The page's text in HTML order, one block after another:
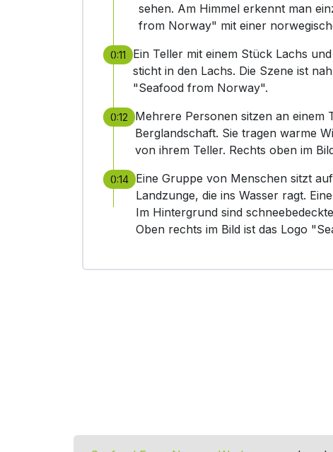
sehen. Am Himmel erkennt man
from Norway" mit einer
0:11
Ein Teller mit einem Stück Lachs
sticht in den Lachs. Die Szene ist
"Seafood from Norway".
0:12
Mehrere Personen sitzen an einem
Berglandschaft. Sie tragen warme
von ihrem Teller. Rechts oben im
0:14
Eine Gruppe von Menschen sitzt
Landzunge, die ins Wasser ragt.
Im Hintergrund sind
Oben rechts im Bild ist das Logo